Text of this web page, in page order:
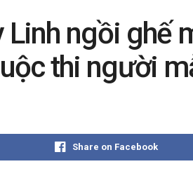
ngồi ghế
thi người
Share on Facebook